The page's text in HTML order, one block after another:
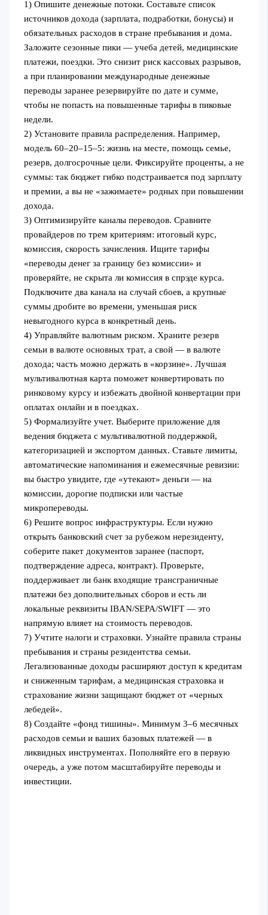
1) Опишите денежные потоки. Составьте список
источников дохода (зарплата, подработки, бонусы) и
обязательных расходов в стране пребывания и дома.
Заложите сезонные пики — учеба детей, медицинские
платежи, поездки. Это снизит риск кассовых разрывов,
а при планировании международные денежные
переводы заранее резервируйте по дате и сумме,
чтобы не попасть на повышенные тарифы в пиковые
недели.
2) Установите правила распределения. Например,
модель 60–20–15–5: жизнь на месте, помощь семье,
резерв, долгосрочные цели. Фиксируйте проценты, а не
суммы: так бюджет гибко подстраивается под зарплату
и премии, а вы не «зажимаете» родных при повышении
дохода.
3) Оптимизируйте каналы переводов. Сравните
провайдеров по трем критериям: итоговый курс,
комиссия, скорость зачисления. Ищите тарифы
«переводы денег за границу без комиссии» и
проверяйте, не скрыта ли комиссия в спрэде курса.
Подключите два канала на случай сбоев, а крупные
суммы дробите во времени, уменьшая риск
невыгодного курса в конкретный день.
4) Управляйте валютным риском. Храните резерв
семьи в валюте основных трат, а свой — в валюте
дохода; часть можно держать в «корзине». Лучшая
мультивалютная карта поможет конвертировать по
ринковому курсу и избежать двойной конвертации при
оплатах онлайн и в поездках.
5) Формализуйте учет. Выберите приложение для
ведения бюджета с мультивалютной поддержкой,
категоризацией и экспортом данных. Ставьте лимиты,
автоматические напоминания и ежемесячные ревизии:
вы быстро увидите, где «утекают» деньги — на
комиссии, дорогие подписки или частые
микропереводы.
6) Решите вопрос инфраструктуры. Если нужно
открыть банковский счет за рубежом нерезиденту,
соберите пакет документов заранее (паспорт,
подтверждение адреса, контракт). Проверьте,
поддерживает ли банк входящие трансграничные
платежи без дополнительных сборов и есть ли
локальные реквизиты IBAN/SEPA/SWIFT — это
напрямую влияет на стоимость переводов.
7) Учтите налоги и страховки. Узнайте правила страны
пребывания и страны резидентства семьи.
Легализованные доходы расширяют доступ к кредитам
и сниженным тарифам, а медицинская страховка и
страхование жизни защищают бюджет от «черных
лебедей».
8) Создайте «фонд тишины». Минимум 3–6 месячных
расходов семьи и ваших базовых платежей — в
ликвидных инструментах. Пополняйте его в первую
очередь, а уже потом масштабируйте переводы и
инвестиции.